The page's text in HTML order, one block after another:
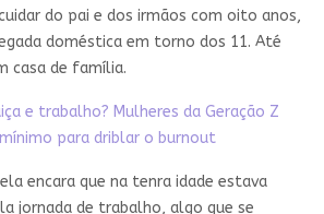
do pai e dos irmãos com oito anos,
doméstica em torno dos 11. Até
casa de família.
e trabalho? Mulheres da Geração Z
para driblar o burnout
encara que na tenra idade estava
jornada de trabalho, algo que se